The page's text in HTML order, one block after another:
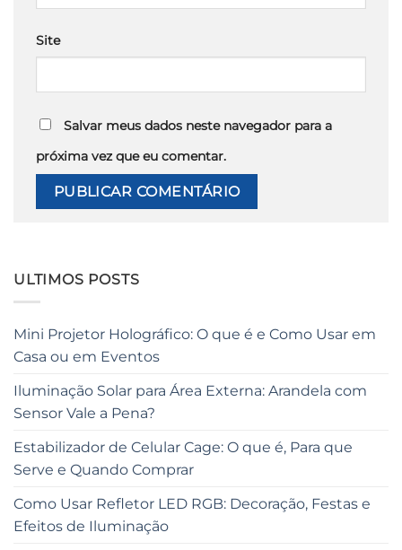
Site
Salvar meus dados neste navegador para a
próxima vez que eu comentar.
ULTIMOS POSTS
Mini Projetor Holográfico: O que é e Como Usar em
Casa ou em Eventos
Iluminação Solar para Área Externa: Arandela com
Sensor Vale a Pena?
Estabilizador de Celular Cage: O que é, Para que
Serve e Quando Comprar
Como Usar Refletor LED RGB: Decoração, Festas e
Efeitos de Iluminação